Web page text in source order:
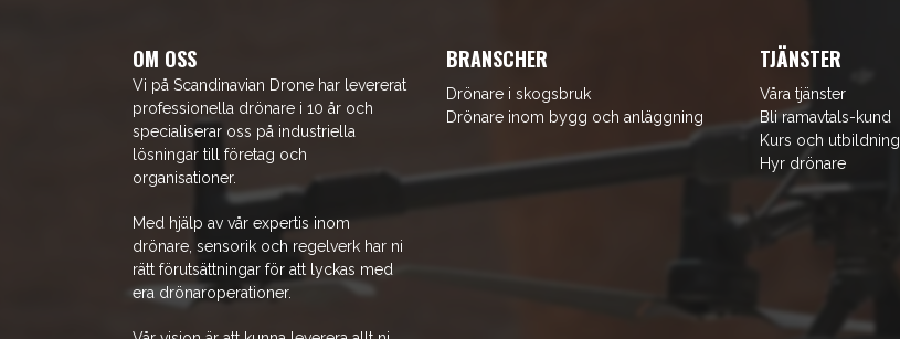
OM OSS
Vi på Scandinavian Drone har levererat
professionella drönare i 10 år och
specialiserar oss på industriella
lösningar till företag och
organisationer.
Med hjälp av vår expertis inom
drönare, sensorik och regelverk har ni
rätt förutsättningar för att lyckas med
era drönaroperationer.
BRANSCHER
Drönare i skogsbruk
Drönare inom bygg och anläggning
TJÄNSTER
Våra tjänster
Bli ramavtals-kund
Kurs och utbildning
Hyr drönare